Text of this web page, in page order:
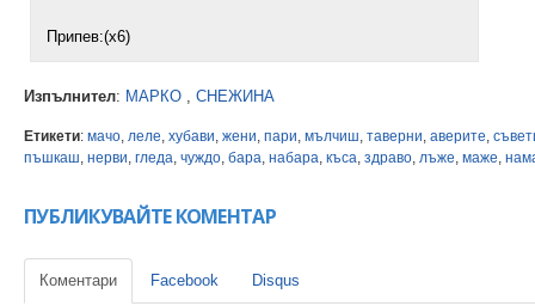
Припев:(х6)
Изпълнител: МАРКО , СНЕЖИНА
Етикети: мачо леле хубави жени пари мълчиш таверни аверите
пъшкаш нерви гледа чуждо бара набара къса здраво лъже маже
ПУБЛИКУВАЙТЕ КОМЕНТАР
Коментари Facebook Disqus